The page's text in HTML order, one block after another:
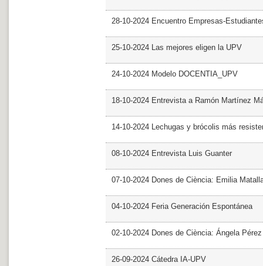
28-10-2024 Encuentro Empresas-
25-10-2024 Las mejores eligen la UPV
24-10-2024 Modelo DOCENTIA_UPV
18-10-2024 Entrevista a Ramón Martínez
14-10-2024 Lechugas y brócolis más
08-10-2024 Entrevista Luis Guanter
07-10-2024 Dones de Ciència: Emilia
04-10-2024 Feria Generación Espontánea
02-10-2024 Dones de Ciència: Ángela Pérez
26-09-2024 Cátedra IA-UPV